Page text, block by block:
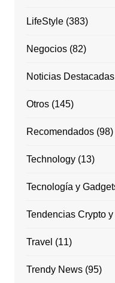
LifeStyle(383)
Negocios(82)
Noticias Destacadas
Otros(145)
Recomendados(98)
Technology(13)
Tecnología y
Tendencias Crypto
Travel (11)
Trendy News(95)